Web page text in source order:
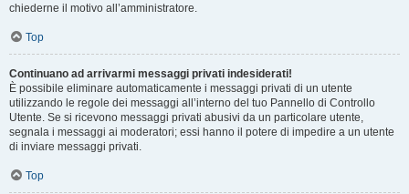
chiederne il motivo all’amministratore.
Top
Continuano ad arrivarmi messaggi privati indesiderati!
È possibile eliminare automaticamente i messaggi privati ​​di un utente
utilizzando le regole dei messaggi all’interno del tuo Pannello di Controllo
Utente. Se si ricevono messaggi privati ​​abusivi da un particolare utente,
segnala i messaggi ai moderatori; essi hanno il potere di impedire a un utente
di inviare messaggi privati​​.
Top